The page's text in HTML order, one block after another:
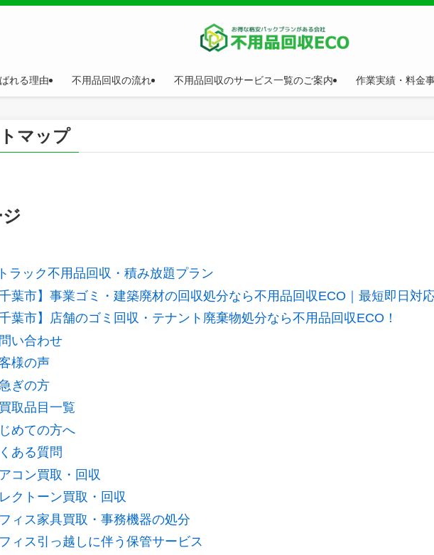
れる理由 不用品回収の流れ 不用品回収のサービス一覧のご案内 作業実績・料金
マップ
ラック不用品回収・積み放題プラン
千葉市】事業ゴミ・建築廃材の回収処分なら不用品回収ECO｜最短即日対
千葉市】店舗のゴミ回収・テナント廃棄物処分なら不用品回収ECO！
い合わせ
様の声
ぎの方
取品目一覧
めての方へ
ある質問
コン買取・回収
クトーン買取・回収
ィス家具買取・事務機器の処分
ィス引っ越しに伴う保管サービス